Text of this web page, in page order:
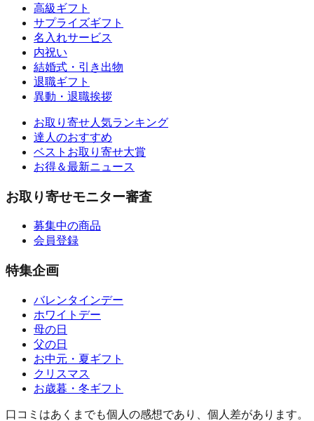
高級ギフト
サプライズギフト
名入れサービス
内祝い
結婚式・引き出物
退職ギフト
異動・退職挨拶
お取り寄せ人気ランキング
達人のおすすめ
ベストお取り寄せ大賞
お得＆最新ニュース
お取り寄せモニター審査
募集中の商品
会員登録
特集企画
バレンタインデー
ホワイトデー
母の日
父の日
お中元・夏ギフト
クリスマス
お歳暮・冬ギフト
口コミはあくまでも個人の感想であり、個人差があります。